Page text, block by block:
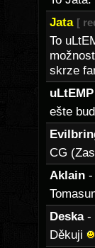
Jata [
To
skrze
uLtEMP
ešte
CG
Aklain -
Deska -
Děkuji